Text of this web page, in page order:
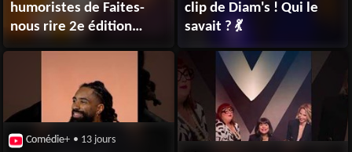
humoristes de Faites-
nous rire 2e édition
- Comédie+
clip de Diam's ! Qui le
savait ? 💃
Comédie+ • 13 jours